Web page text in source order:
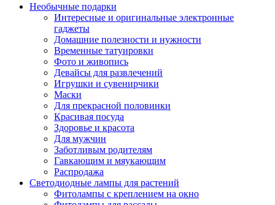
Необычные подарки
Интересные и оригинальные электронные
гаджеты
Домашние полезности и нужности
Временные татуировки
Фото и живопись
Девайсы для развлечений
Игрушки и сувенирчики
Маски
Для прекрасной половинки
Красивая посуда
Здоровье и красота
Для мужчин
Заботливым родителям
Гавкающим и мяукающим
Распродажа
Светодиодные лампы для растений
Фитолампы с креплением на окно